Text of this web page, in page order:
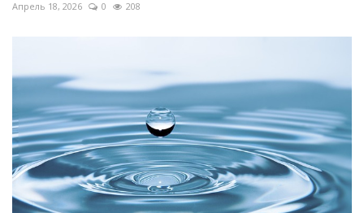
Апрель 18, 2026 0 208